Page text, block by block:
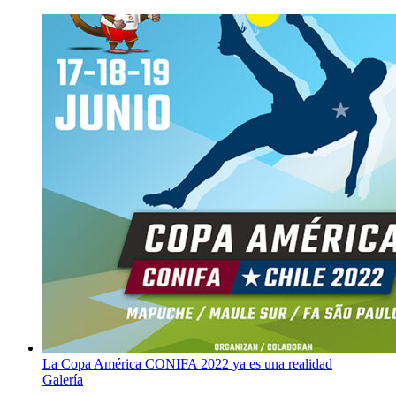
La Copa América CONIFA 2022 ya es una realidad
Galería